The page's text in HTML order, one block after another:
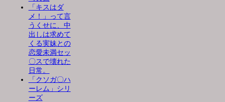
「キスはダ
メ！」って言
うくせに、中
出しは求めて
くる実妹との
恋愛未満セッ
〇スで壊れた
日常。
「クソガ〇ハ
ーレム」シリ
ーズ